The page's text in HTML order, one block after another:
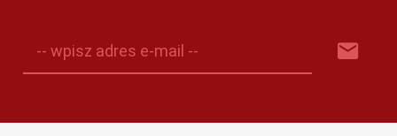
-- wpisz adres e-mail --